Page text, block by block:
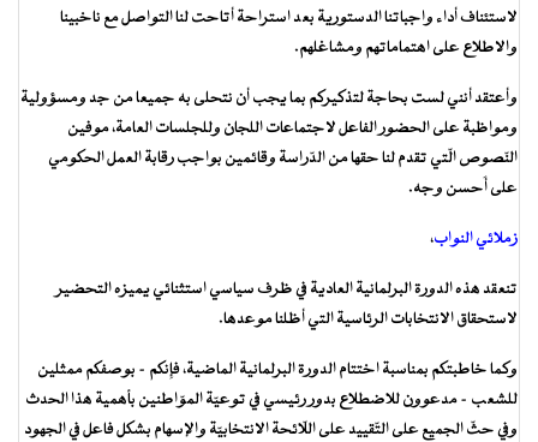
لاستئناف أداء واجباتنا الدستورية بعد استراحة أتاحت لنا التواصل مع ناخبينا
والاطلاع على اهتماماتهم ومشاغلهم.
وأعتقد أنني لست بحاجة لتذكيركم بما يجب أن نتحلى به جميعا من جد ومسؤولية
ومواظبة على الحضور الفاعل لاجتماعات اللجان وللجلسات العامة، موفين
النّصوص الّتي تقدم لنا حقها من الدّراسة وقائمين بواجب رقابة العمل الحكومي
على أَحسن وجه.
زملائي النواب،
تنعقد هذه الدورة البرلمانية العادية في ظرف سياسي استثنائي يميزه التحضير
لاستحقاق الانتخابات الرئاسية التي أظلنا موعدها.
وكما خاطبتكم بمناسبة اختتام الدورة البرلمانية الماضية، فإِنكم – بوصفكم ممثلين
للشعب – مدعوون للاضطلاع بدور رئيسي في توعيّة الموّاطنين بأهمية هذا الحدث
وفي حثّ الجميع على التّقييد على اللّائحة الانتخابيّة والإسهام بشكل فاعل في الجهود